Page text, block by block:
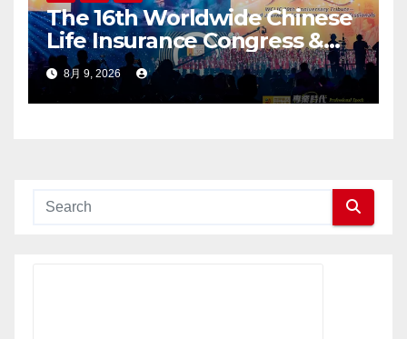
The 16th Worldwide Chinese
Life Insurance Congress &
2026 International Dragon
Award (IDA) Annual
Conference Grandly Held
8月 9, 2026